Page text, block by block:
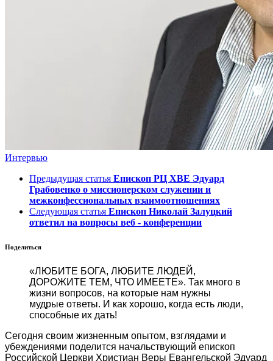
Интервью
Предыдущая статья Епископ РЦ ХВЕ Эдуард
Грабовенко о миссионерском служении и
межконфессиональных взаимоотношениях
Следующая статья Епископ Николай Залуцкий
ответил на вопросы веб - конференции
Поделиться
«ЛЮБИТЕ БОГА, ЛЮБИТЕ ЛЮДЕЙ,
ДОРОЖИТЕ ТЕМ, ЧТО ИМЕЕТЕ». Так много в
жизни вопросов, на которые нам нужны
мудрые ответы. И как хорошо, когда есть люди,
способные их дать!
Сегодня своим жизненным опытом, взглядами и
убеждениями поделится начальствующий епископ
Российской Церкви Христиан Веры Евангельской Эдуард